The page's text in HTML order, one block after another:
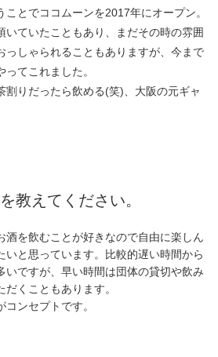
とでココムーンを2017年にオープン。
いていたこともあり、まだその時の雰囲
っしゃられることもありますが、今まで
てこれました。
割りだったら飲める(笑)、大阪の元ギャ
教えてください。
酒を飲むことが好きなので自由に楽しん
いと思っています。比較的遅い時間から
いですが、早い時間は団体の貸切や飲み
くこともあります。
ンセプトです。